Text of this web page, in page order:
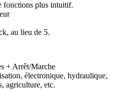
fonctions plus intuitif.
au lieu de 5.
+ Arrêt/Marche
électronique, hydraulique,
agriculture, etc.